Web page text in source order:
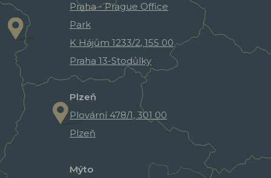
Praha - Prague Office
Park
K Hájům 1233/2, 155 00
Praha 13-Stodůlky
Plzeň
Plovární 478/1, 301 00
Plzeň
Mýto